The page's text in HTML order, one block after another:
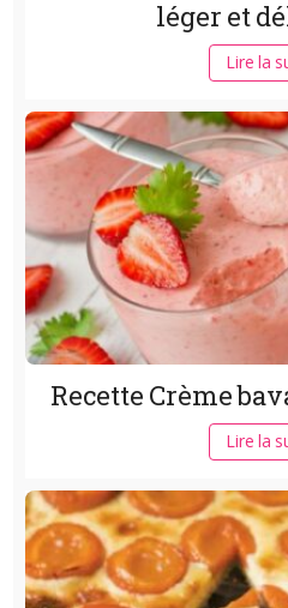
léger et
Lire la
Recette Crème
Lire la